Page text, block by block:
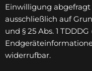
Einwilligung
ausschließlich auf
und § 25 Abs. 1
widerrufbar.